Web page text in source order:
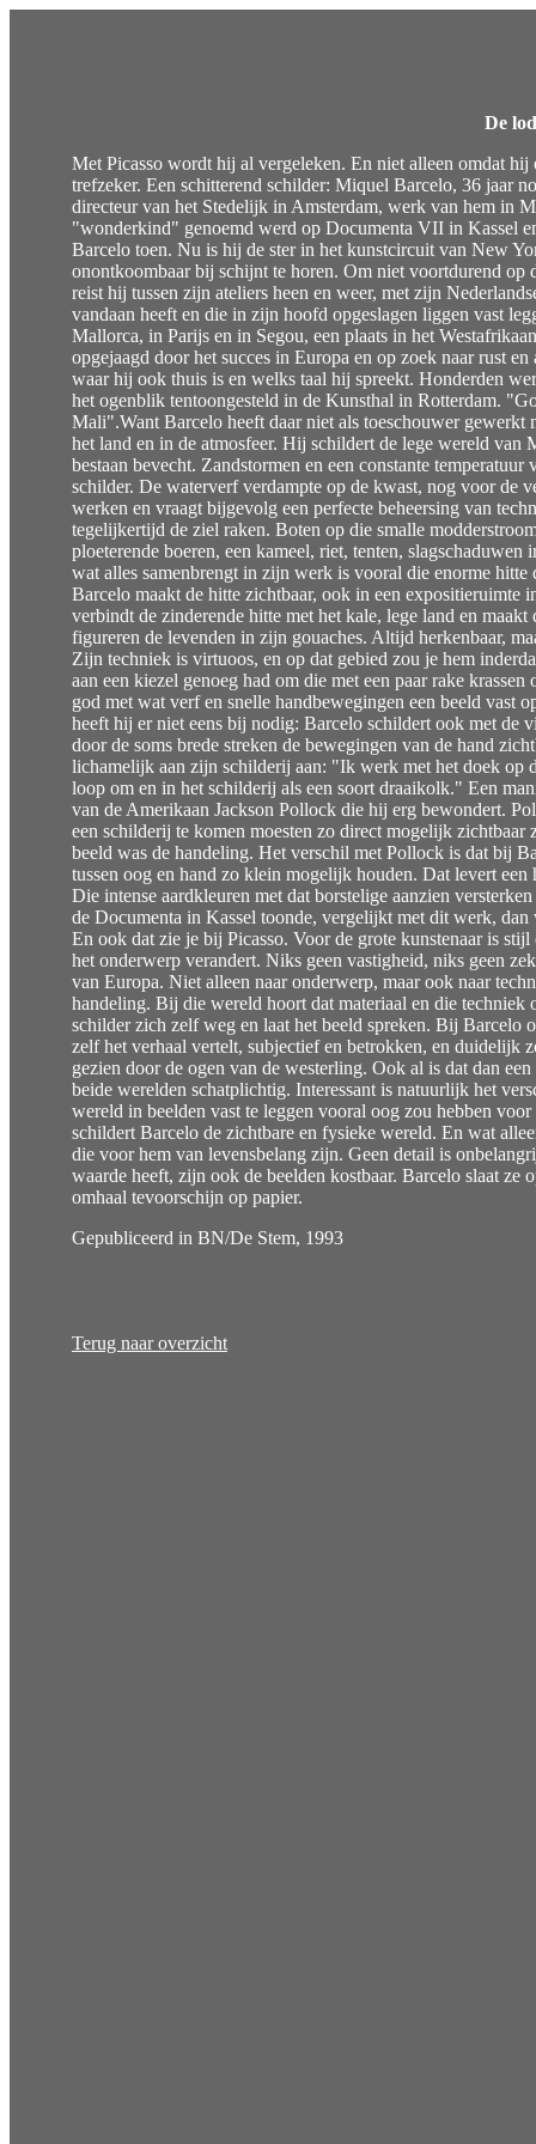
De
Met Picasso wordt hij al vergeleken. En niet alleen omdat
trefzeker. Een schitterend schilder: Miquel Barcelo, 36 jaar
directeur van het Stedelijk in Amsterdam, werk van hem in
"wonderkind" genoemd werd op Documenta VII in Kassel
Barcelo toen. Nu is hij de ster in het kunstcircuit van New
onontkoombaar bij schijnt te horen. Om niet voortdurend op
reist hij tussen zijn ateliers heen en weer, met zijn
vandaan heeft en die in zijn hoofd opgeslagen liggen vast
Mallorca, in Parijs en in Segou, een plaats in het
opgejaagd door het succes in Europa en op zoek naar rust
waar hij ook thuis is en welks taal hij spreekt. Honderden
het ogenblik tentoongesteld in de Kunsthal in Rotterdam.
Mali".Want Barcelo heeft daar niet als toeschouwer
het land en in de atmosfeer. Hij schildert de lege wereld van
bestaan bevecht. Zandstormen en een constante
schilder. De waterverf verdampte op de kwast, nog voor de
werken en vraagt bijgevolg een perfecte beheersing van
tegelijkertijd de ziel raken. Boten op die smalle
ploeterende boeren, een kameel, riet, tenten,
wat alles samenbrengt in zijn werk is vooral die enorme
Barcelo maakt de hitte zichtbaar, ook in een expositieruimte
verbindt de zinderende hitte met het kale, lege land en
figureren de levenden in zijn gouaches. Altijd herkenbaar,
Zijn techniek is virtuoos, en op dat gebied zou je hem
aan een kiezel genoeg had om die met een paar rake
god met wat verf en snelle handbewegingen een beeld vast
heeft hij er niet eens bij nodig: Barcelo schildert ook met de
door de soms brede streken de bewegingen van de hand
lichamelijk aan zijn schilderij aan: "Ik werk met het doek op
loop om en in het schilderij als een soort draaikolk." Een
van de Amerikaan Jackson Pollock die hij erg bewondert.
een schilderij te komen moesten zo direct mogelijk
beeld was de handeling. Het verschil met Pollock is dat bij
tussen oog en hand zo klein mogelijk houden. Dat levert
Die intense aardkleuren met dat borstelige aanzien
de Documenta in Kassel toonde, vergelijkt met dit werk,
En ook dat zie je bij Picasso. Voor de grote kunstenaar is
het onderwerp verandert. Niks geen vastigheid, niks geen
van Europa. Niet alleen naar onderwerp, maar ook naar
handeling. Bij die wereld hoort dat materiaal en die
schilder zich zelf weg en laat het beeld spreken. Bij Barcelo
zelf het verhaal vertelt, subjectief en betrokken, en
gezien door de ogen van de westerling. Ook al is dat dan
beide werelden schatplichtig. Interessant is natuurlijk het
wereld in beelden vast te leggen vooral oog zou hebben
schildert Barcelo de zichtbare en fysieke wereld. En wat
die voor hem van levensbelang zijn. Geen detail is
waarde heeft, zijn ook de beelden kostbaar. Barcelo slaat
omhaal tevoorschijn op papier.
Gepubliceerd in BN/De Stem, 1993
Terug naar overzicht